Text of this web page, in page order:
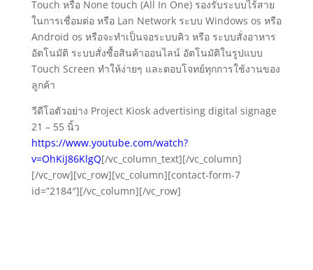
Touch หรือ None touch (All In One) รองรับระบบไร้สาย
ในการเชื่อมต่อ หรือ Lan Network ระบบ Windows os หรือ
Android os หรือจะทำเป็นจอระบบคิว หรือ ระบบสั่งอาหาร
อัตโนมัติ ระบบสั่งซื้อสินค้าออนไลน์ อัตโนมัติในรูปแบบ
Touch Screen ทำให้ง่ายๆ และตอบโจทย์ทุกการใช้งานของ
ลูกค้า
วีดีโอตัวอย่าง Project Kiosk advertising digital signage
21 – 55 นิ้ว
https://www.youtube.com/watch?
v=OhKiJ86KlgQ[/vc_column_text][/vc_column]
[/vc_row][vc_row][vc_column][contact-form-7
id=”2184″][/vc_column][/vc_row]